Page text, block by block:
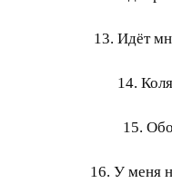
13. Идёт
14.
15.
16. У меня